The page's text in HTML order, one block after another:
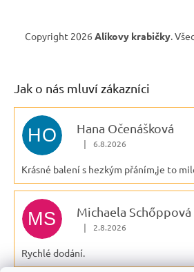
Copyright 2026 Alíkovy krabičky.
Jak o nás mluví zákazníci
HO Hana Očenášková
Hodnocení obchodu je 5 z
| 6.8.2026
Krásné balení s hezkým přáním,je to
MS Michaela Schőppová
Hodnocení obchodu je 5 z
| 2.8.2026
Rychlé dodání.